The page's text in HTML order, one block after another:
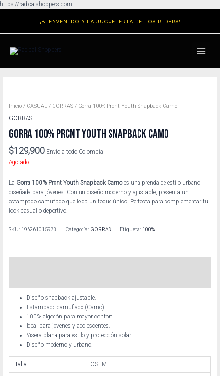
https://radicalshoppers.com
contenido
¡BIENVENIDO A LA JUGUETERIA DE LOS RIDERS!
MENU
Inicio / CASUAL / GORRAS / Gorra 100% Prcnt Youth Snapback Camo
GORRAS
GORRA 100% PRCNT YOUTH SNAPBACK CAMO
$129,900 Envío a todo Colombia
Agotado
La Gorra 100% Prcnt Youth Snapback Camoes una prenda de estilo urbano
diseñada para jóvenes. Con un diseño moderno y ajustable, presenta un
estampado camuflado que le da un toque único. Perfecta para complementar tu
look casual o deportivo.
SKU: 196261015973 Categoría: GORRAS Etiqueta: 100%
Diseño snapback ajustable.
Estampado camuflado (Camo).
100% algodón para mayor confort.
Ideal para jóvenes y adolescentes.
Visera plana para estilo y protección solar.
Diseño moderno y urbano.
Talla OSFM